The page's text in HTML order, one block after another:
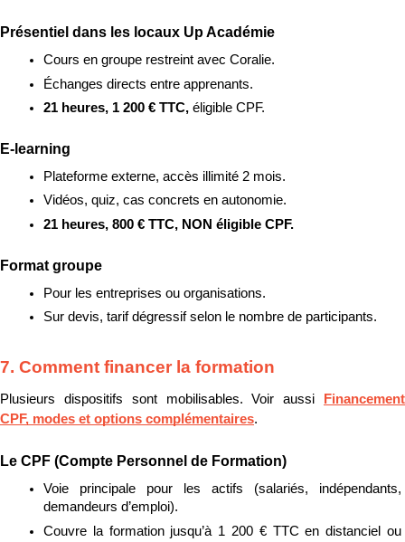
Présentiel dans les locaux Up Académie
Cours en groupe restreint avec Coralie.
Échanges directs entre apprenants.
21 heures, 1 200 € TTC, éligible CPF.
E-learning
Plateforme externe, accès illimité 2 mois.
Vidéos, quiz, cas concrets en autonomie.
21 heures, 800 € TTC, NON éligible CPF.
Format groupe
Pour les entreprises ou organisations.
Sur devis, tarif dégressif selon le nombre de participants.
7. Comment financer la formation
Plusieurs dispositifs sont mobilisables. Voir aussi
Financement
CPF, modes et options complémentaires.
Le CPF (Compte Personnel de Formation)
Voie principale pour les actifs (salariés, indépendants,
demandeurs d’emploi).
Couvre la formation jusqu’à 1 200 € TTC en distanciel ou